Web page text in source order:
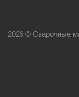
2026 © Сварочные